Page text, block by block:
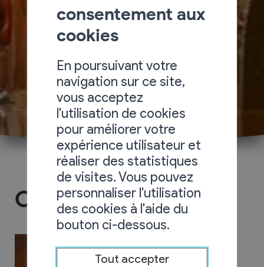
Caveau la Vouettaz
consentement aux
cookies
En poursuivant votre
navigation sur ce site,
vous acceptez
l'utilisation de cookies
pour améliorer votre
expérience utilisateur et
réaliser des statistiques
de visites. Vous pouvez
personnaliser l'utilisation
des cookies à l'aide du
bouton ci-dessous.
Tout accepter